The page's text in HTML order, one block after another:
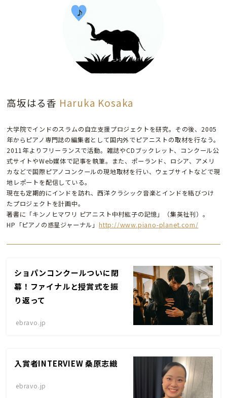
高坂はる香 Haruka Kosaka
大学院でインドのスラムの自立支援プロジェクトを研究。その後、2005
年からピアノ専門誌の編集者として国内外でピアニストの取材を行なう。
2011年よりフリーランスで活動。雑誌やCDブックレット、コンクール公
式サイトやWeb媒体で記事を執筆。また、ポーランド、ロシア、アメリ
カなどで国際ピアノコンクールの現地取材を行い、ウェブサイトなどで現
地レポートを配信している。
現在も定期的にインドを訪れ、西洋クラシック音楽とインドを結びつけ
たプロジェクトを計画中。
著書に「キンノヒマワリ ピアニスト中村紘子の記憶」（集英社刊）。
HP「ピアノの惑星ジャーナル」http://www.piano-planet.com/
ショパンコンクールついに閉
幕！ファイナルと授賞式を振
り返って
ebravo.jp
入賞者INTERVIEW 桑原志織
ebravo.jp